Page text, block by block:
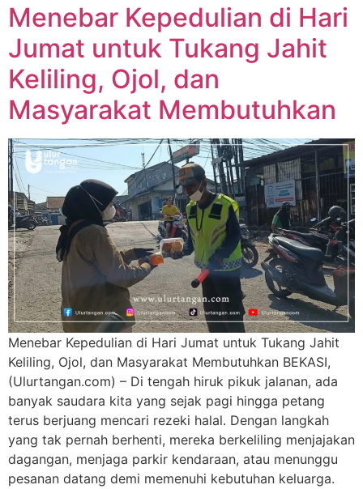
Menebar Kepedulian di Hari
Jumat untuk Tukang Jahit
Keliling, Ojol, dan
Masyarakat Membutuhkan
Menebar Kepedulian di Hari Jumat untuk Tukang Jahit
Keliling, Ojol, dan Masyarakat Membutuhkan BEKASI,
(Ulurtangan.com) – Di tengah hiruk pikuk jalanan, ada
banyak saudara kita yang sejak pagi hingga petang
terus berjuang mencari rezeki halal. Dengan langkah
yang tak pernah berhenti, mereka berkeliling menjajakan
dagangan, menjaga parkir kendaraan, atau menunggu
pesanan datang demi memenuhi kebutuhan keluarga.